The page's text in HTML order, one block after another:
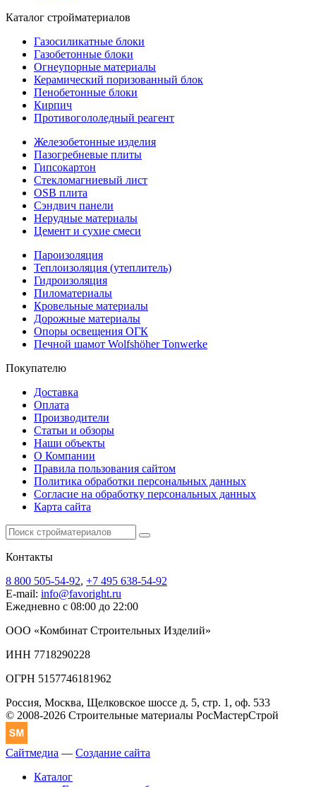
Каталог стройматериалов
Газосиликатные блоки
Газобетонные блоки
Огнеупорные материалы
Керамический поризованный блок
Пенобетонные блоки
Кирпич
Противогололедный реагент
Железобетонные изделия
Пазогребневые плиты
Гипсокартон
Стекломагниевый лист
OSB плита
Сэндвич панели
Нерудные материалы
Цемент и сухие смеси
Пароизоляция
Теплоизоляция (утеплитель)
Гидроизоляция
Пиломатериалы
Кровельные материалы
Дорожные материалы
Опоры освещения ОГК
Печной шамот Wolfshöher Tonwerke
Покупателю
Доставка
Оплата
Производители
Статьи и обзоры
Наши объекты
О Компании
Правила пользования сайтом
Политика обработки персональных данных
Согласие на обработку персональных данных
Карта сайта
Контакты
8 800 505-54-92, +7 495 638-54-92
E-mail: info@favoright.ru
Ежедневно с 08:00 до 22:00
ООО «Комбинат Строительных Изделий»
ИНН 7718290228
ОГРН 5157746181962
Россия, Москва, Щелковское шоссе д. 5, стр. 1, оф. 533
© 2008-2026 Строительные материалы РосМастерСтрой
Сайтмедиа — Создание сайта
Каталог